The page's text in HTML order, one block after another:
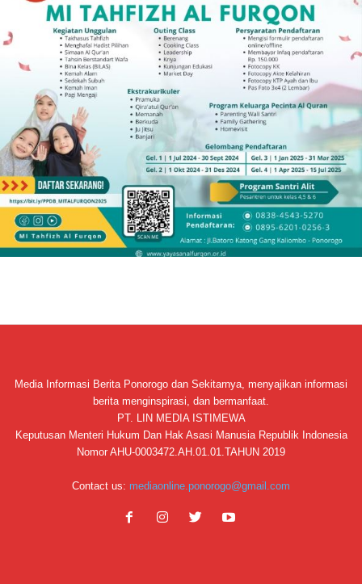
Media Informasi Berita Ponorogo dan Sekitarnya, menyajikan informasi
berita menginspirasi, dan bermanfaat.
PT. LIN MEDIA ISTIMEWA
Keputusan Menteri Hukum Dan Hak Asasi Manusia Republik Indonesia
Nomor AHU-0003472.AH.01.01.TAHUN 2019
Contact us: mediaonline.ponorogo@gmail.com